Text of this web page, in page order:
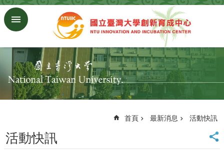
跳到主要內容區塊
搜
回
首
頁
頁
首頁 最新消息 活動快訊
活動快訊